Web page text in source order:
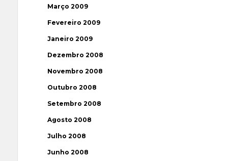
Março 2009
Fevereiro 2009
Janeiro 2009
Dezembro 2008
Novembro 2008
Outubro 2008
Setembro 2008
Agosto 2008
Julho 2008
Junho 2008